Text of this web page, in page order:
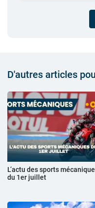
D'autres articles
L’actu des sports
du 1er juillet